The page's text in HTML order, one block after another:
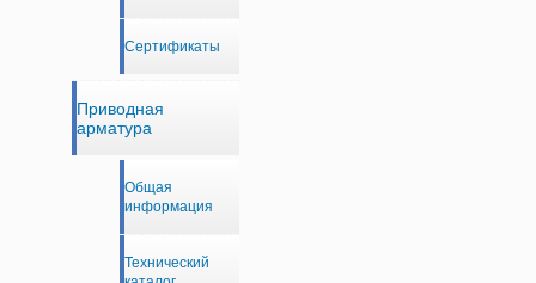
Сертификаты
Приводная
арматура
Общая
информация
Технический